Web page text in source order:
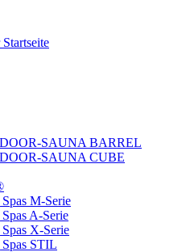
SAUNA BARREL
SAUNA CUBE
M-Serie
A-Serie
X-Serie
STIL